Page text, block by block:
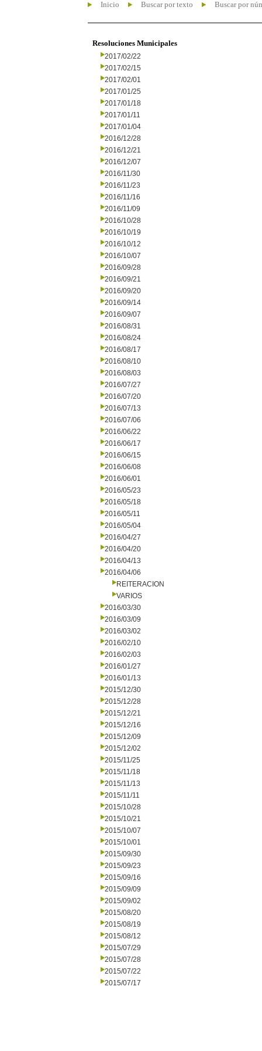
Inicio Buscar por texto Buscar por
Resoluciones Municipales
2017/02/22
2017/02/15
2017/02/01
2017/01/25
2017/01/18
2017/01/11
2017/01/04
2016/12/28
2016/12/21
2016/12/07
2016/11/30
2016/11/23
2016/11/16
2016/11/09
2016/10/28
2016/10/19
2016/10/12
2016/10/07
2016/09/28
2016/09/21
2016/09/20
2016/09/14
2016/09/07
2016/08/31
2016/08/24
2016/08/17
2016/08/10
2016/08/03
2016/07/27
2016/07/20
2016/07/13
2016/07/06
2016/06/22
2016/06/17
2016/06/15
2016/06/08
2016/06/01
2016/05/23
2016/05/18
2016/05/11
2016/05/04
2016/04/27
2016/04/20
2016/04/13
2016/04/06
REITERACION
VARIOS
2016/03/30
2016/03/09
2016/03/02
2016/02/10
2016/02/03
2016/01/27
2016/01/13
2015/12/30
2015/12/28
2015/12/21
2015/12/16
2015/12/09
2015/12/02
2015/11/25
2015/11/18
2015/11/13
2015/11/11
2015/10/28
2015/10/21
2015/10/07
2015/10/01
2015/09/30
2015/09/23
2015/09/16
2015/09/09
2015/09/02
2015/08/20
2015/08/19
2015/08/12
2015/07/29
2015/07/28
2015/07/22
2015/07/17